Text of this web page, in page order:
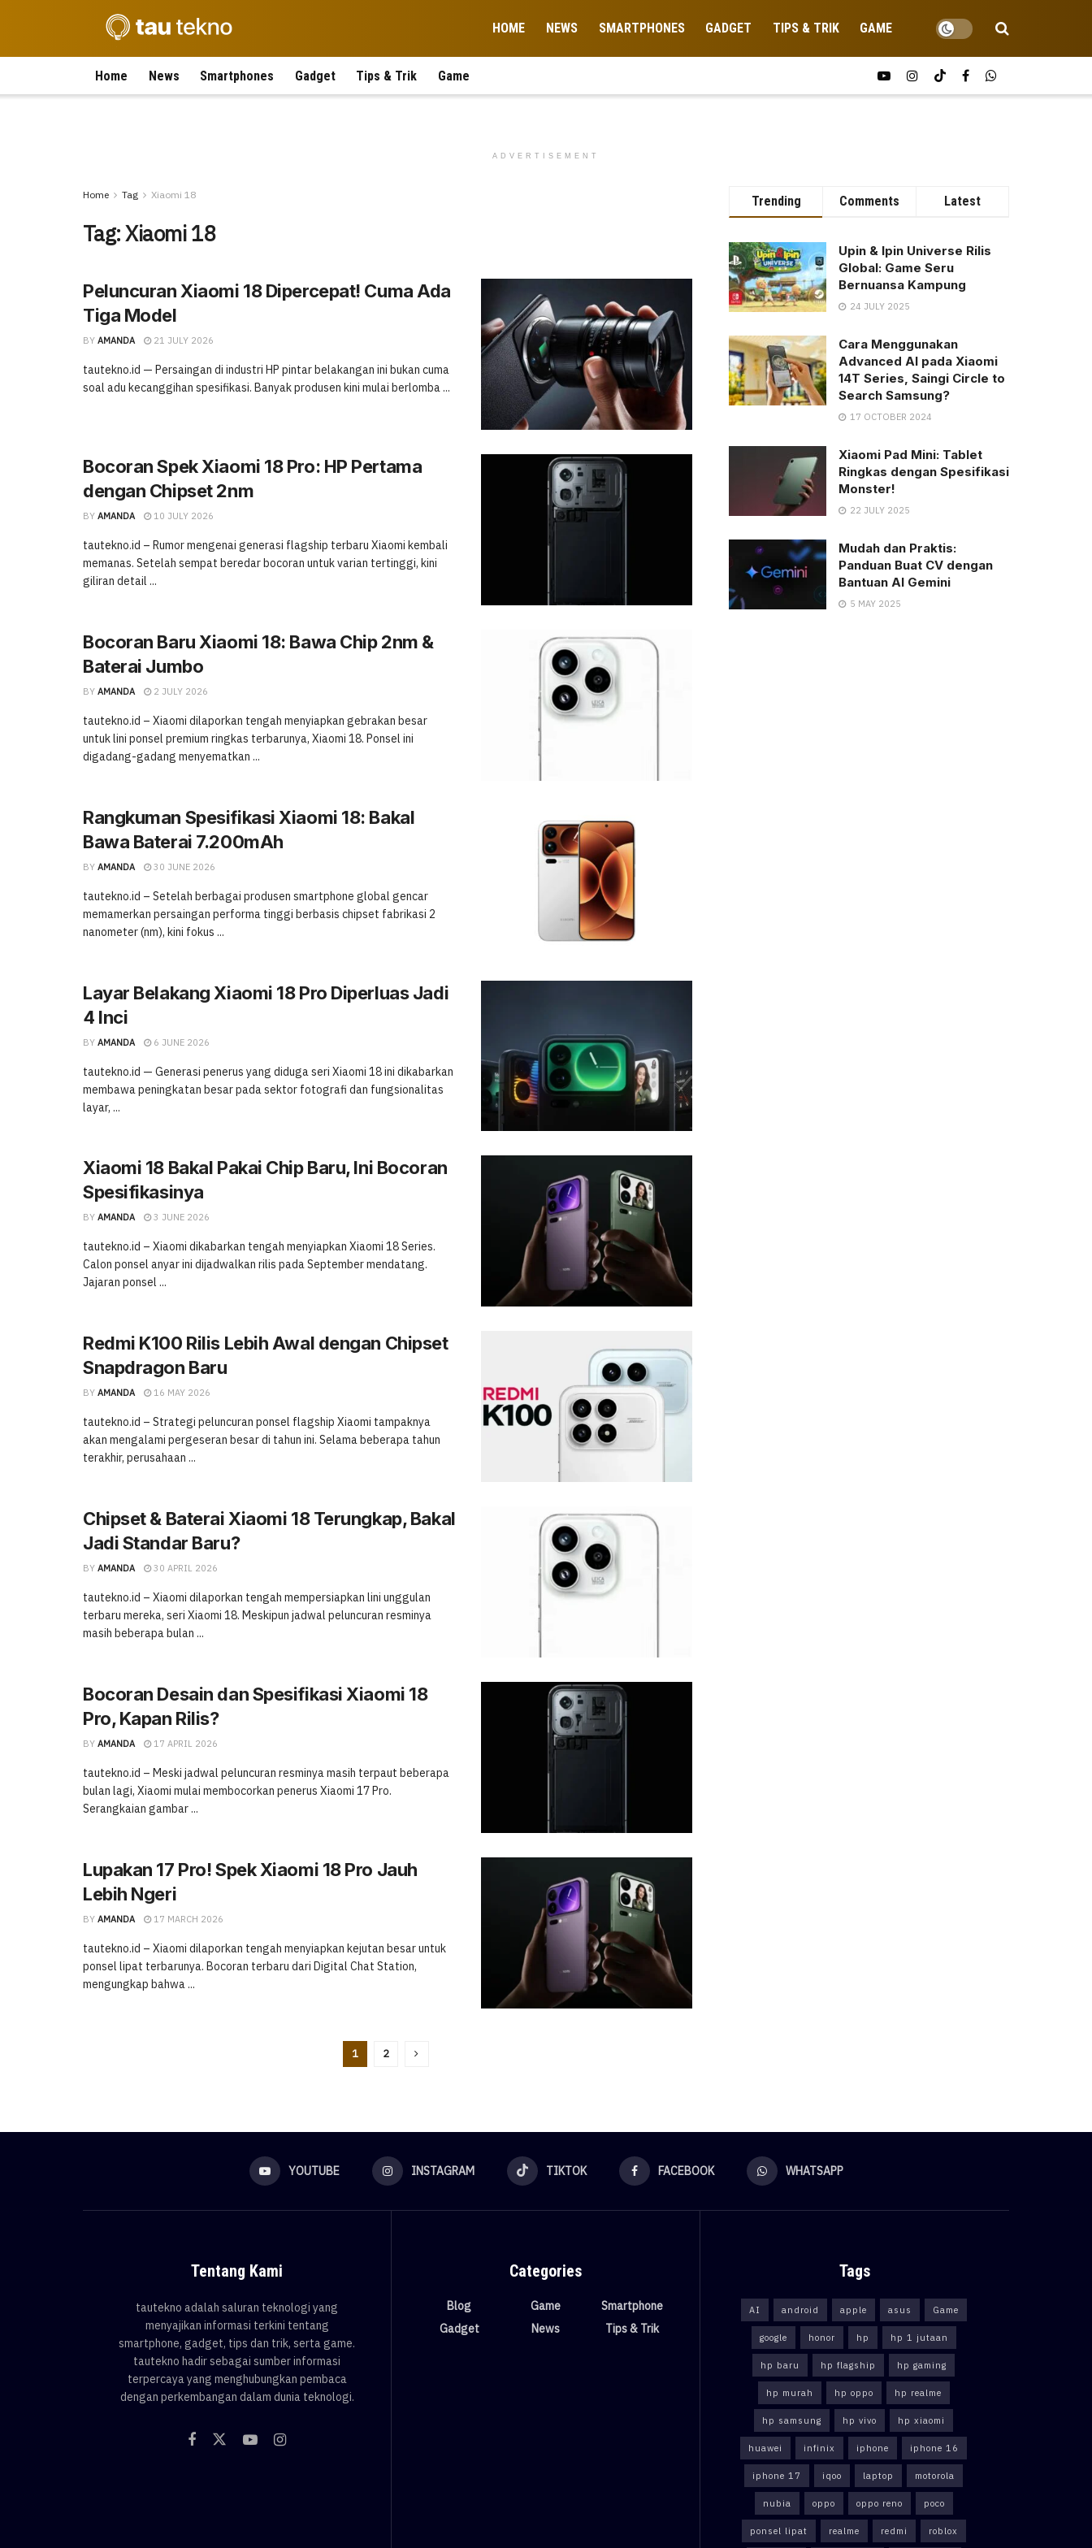
HOME NEWS SMARTPHONES GADGET TIPS & TRIK GAME
Home News Smartphones Gadget Tips & Trik Game
ADVERTISEMENT
Home Tag Xiaomi 18
Tag:Xiaomi 18
Peluncuran Xiaomi 18 Dipercepat! Cuma Ada
Tiga Model
BY AMANDA 21 JULY 2026
tautekno.id — Persaingan di industri HP pintar belakangan ini bukan cuma
soal adu kecanggihan spesifikasi. Banyak produsen kini mulai berlomba ...
Bocoran Spek Xiaomi 18 Pro: HP Pertama
dengan Chipset 2nm
BY AMANDA 10 JULY 2026
tautekno.id – Rumor mengenai generasi flagship terbaru Xiaomi kembali
memanas. Setelah sempat beredar bocoran untuk varian tertinggi, kini
giliran detail ...
Bocoran Baru Xiaomi 18: Bawa Chip 2nm &
Baterai Jumbo
BY AMANDA 2 JULY 2026
tautekno.id – Xiaomi dilaporkan tengah menyiapkan gebrakan besar
untuk lini ponsel premium ringkas terbarunya, Xiaomi 18. Ponsel ini
digadang-gadang menyematkan ...
Rangkuman Spesifikasi Xiaomi 18: Bakal
Bawa Baterai 7.200mAh
BY AMANDA 30 JUNE 2026
tautekno.id – Setelah berbagai produsen smartphone global gencar
memamerkan persaingan performa tinggi berbasis chipset fabrikasi 2
nanometer (nm), kini fokus ...
Layar Belakang Xiaomi 18 Pro Diperluas Jadi
4 Inci
BY AMANDA 6 JUNE 2026
tautekno.id — Generasi penerus yang diduga seri Xiaomi 18 ini dikabarkan
membawa peningkatan besar pada sektor fotografi dan fungsionalitas
layar, ...
Xiaomi 18 Bakal Pakai Chip Baru, Ini Bocoran
Spesifikasinya
BY AMANDA 3 JUNE 2026
tautekno.id – Xiaomi dikabarkan tengah menyiapkan Xiaomi 18 Series.
Calon ponsel anyar ini dijadwalkan rilis pada September mendatang.
Jajaran ponsel ...
Redmi K100 Rilis Lebih Awal dengan Chipset
Snapdragon Baru
BY AMANDA 16 MAY 2026
tautekno.id – Strategi peluncuran ponsel flagship Xiaomi tampaknya
akan mengalami pergeseran besar di tahun ini. Selama beberapa tahun
terakhir, perusahaan ...
Chipset & Baterai Xiaomi 18 Terungkap, Bakal
Jadi Standar Baru?
BY AMANDA 30 APRIL 2026
tautekno.id – Xiaomi dilaporkan tengah mempersiapkan lini unggulan
terbaru mereka, seri Xiaomi 18. Meskipun jadwal peluncuran resminya
masih beberapa bulan ...
Bocoran Desain dan Spesifikasi Xiaomi 18
Pro, Kapan Rilis?
BY AMANDA 17 APRIL 2026
tautekno.id – Meski jadwal peluncuran resminya masih terpaut beberapa
bulan lagi, Xiaomi mulai membocorkan penerus Xiaomi 17 Pro.
Serangkaian gambar ...
Lupakan 17 Pro! Spek Xiaomi 18 Pro Jauh
Lebih Ngeri
BY AMANDA 17 MARCH 2026
tautekno.id – Xiaomi dilaporkan tengah menyiapkan kejutan besar untuk
ponsel lipat terbarunya. Bocoran terbaru dari Digital Chat Station,
mengungkap bahwa ...
1 2
Trending Comments Latest
Upin & Ipin Universe Rilis
Global: Game Seru
Bernuansa Kampung
24 JULY 2025
Cara Menggunakan
Advanced AI pada Xiaomi
14T Series, Saingi Circle to
Search Samsung?
17 OCTOBER 2024
Xiaomi Pad Mini: Tablet
Ringkas dengan Spesifikasi
Monster!
22 JULY 2025
Mudah dan Praktis:
Panduan Buat CV dengan
Bantuan AI Gemini
5 MAY 2025
YOUTUBE INSTAGRAM TIKTOK FACEBOOK WHATSAPP
Tentang Kami
tautekno adalah saluran teknologi yang
menyajikan informasi terkini tentang
smartphone, gadget, tips dan trik, serta game.
tautekno hadir sebagai sumber informasi
terpercaya yang menghubungkan pembaca
dengan perkembangan dalam dunia teknologi.
Categories
Blog
Gadget
Game
News
Smartphone
Tips & Trik
Tags
AI android apple asus Game
google honor hp hp 1 jutaan
hp baru hp flagship hp gaming
hp murah hp oppo hp realme
hp samsung hp vivo hp xiaomi
huawei infinix iphone iphone 16
iphone 17 iqoo laptop motorola
nubia oppo oppo reno poco
ponsel lipat realme redmi roblox